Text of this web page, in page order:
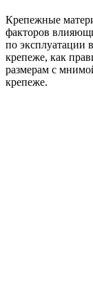
Крепежные
факторов
по эксплуатации
крепеже, как
размерам с
крепеже.